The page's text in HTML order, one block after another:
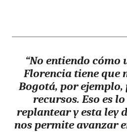
“No entiendo cómo
Florencia tiene que
Bogotá, por
recursos. Eso es
replantear y esta ley
nos permite avanzar